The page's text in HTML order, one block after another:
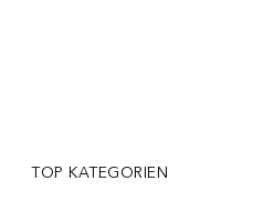
TOP KATEGORIEN